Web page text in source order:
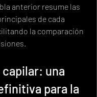
anterior resume las
de cada
la comparación
una
para la